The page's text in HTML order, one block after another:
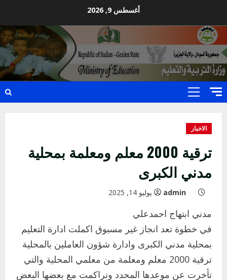
content
أغسطس 9, 2026
Primary
الاخبار
ترقية 2000 معلم ومعلمة بمحلية
مدني الكبرى
admin يوليو 14, 2025
مدني ابتهاج احمدعلي
في خطوة تعد انجاز غير مسبوق اكملت ادارة التعليم
بمحلية مدني الكبرى وادارة شؤون العاملين بالمحلية
ترقية 2000 معلم ومعلمة من معلمي المحلية والتي
تأخرت عن موعدها المحدد وتراكمت مع بعضها البعض